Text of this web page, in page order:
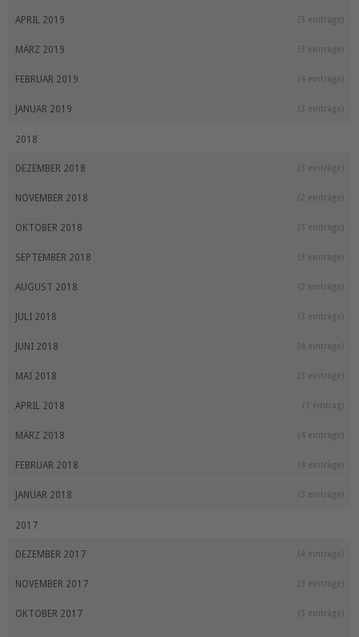
APRIL 2019 (3 einträge)
MÄRZ 2019 (3 einträge)
FEBRUAR 2019 (4 einträge)
JANUAR 2019 (3 einträge)
2018
DEZEMBER 2018 (3 einträge)
NOVEMBER 2018 (2 einträge)
OKTOBER 2018 (3 einträge)
SEPTEMBER 2018 (3 einträge)
AUGUST 2018 (2 einträge)
JULI 2018 (3 einträge)
JUNI 2018 (4 einträge)
MAI 2018 (3 einträge)
APRIL 2018 (1 eintrag)
MÄRZ 2018 (4 einträge)
FEBRUAR 2018 (4 einträge)
JANUAR 2018 (3 einträge)
2017
DEZEMBER 2017 (4 einträge)
NOVEMBER 2017 (3 einträge)
OKTOBER 2017 (3 einträge)